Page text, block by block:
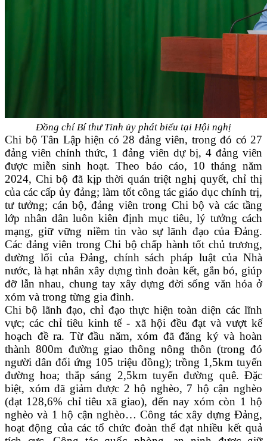
Đồng chí Bí thư Tỉnh ủy phát biểu tại Hội nghị
Chi bộ Tân Lập hiện có 28 đảng viên, trong đó có 27
đảng viên chính thức, 1 đảng viên dự bị, 4 đảng viên
được miễn sinh hoạt. Theo báo cáo, 10 tháng năm
2024, Chi bộ đã kịp thời quán triệt nghị quyết, chỉ thị
của các cấp ủy đảng; làm tốt công tác giáo dục chính trị,
tư tưởng; cán bộ, đảng viên trong Chi bộ và các tầng
lớp nhân dân luôn kiên định mục tiêu, lý tưởng cách
mạng, giữ vững niềm tin vào sự lãnh đạo của Đảng.
Các đảng viên trong Chi bộ chấp hành tốt chủ trương,
đường lối của Đảng, chính sách pháp luật của Nhà
nước, là hạt nhân xây dựng tình đoàn kết, gắn bó, giúp
đỡ lẫn nhau, chung tay xây dựng đời sống văn hóa ở
xóm và trong từng gia đình.
Chi bộ lãnh đạo, chỉ đạo thực hiện toàn diện các lĩnh
vực; các chỉ tiêu kinh tế - xã hội đều đạt và vượt kế
hoạch đề ra. Từ đầu năm, xóm đã đăng ký và hoàn
thành 800m đường giao thông nông thôn (trong đó
người dân đối ứng 105 triệu đồng); trồng 1,5km tuyến
đường hoa; thắp sáng 2,5km tuyến đường quê. Đặc
biệt, xóm đã giảm được 2 hộ nghèo, 7 hộ cận nghèo
(đạt 128,6% chỉ tiêu xã giao), đến nay xóm còn 1 hộ
nghèo và 1 hộ cận nghèo… Công tác xây dựng Đảng,
hoạt động của các tổ chức đoàn thể đạt nhiều kết quả